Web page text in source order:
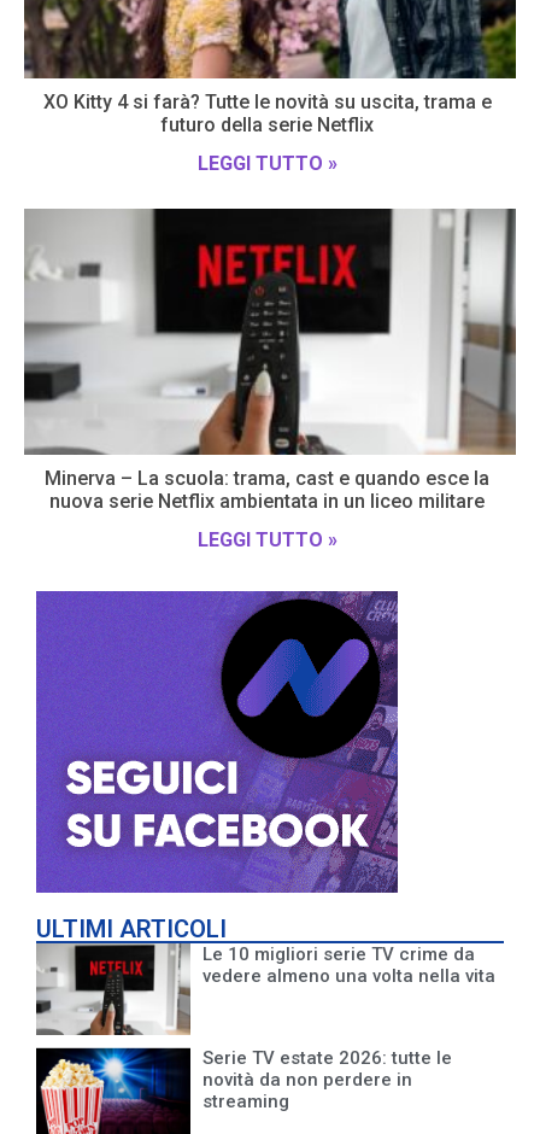
XO Kitty 4 si farà? Tutte le novità su uscita, trama e
futuro della serie Netflix
LEGGI TUTTO »
Minerva – La scuola: trama, cast e quando esce la
nuova serie Netflix ambientata in un liceo militare
LEGGI TUTTO »
ULTIMI ARTICOLI
Le 10 migliori serie TV crime da
vedere almeno una volta nella vita
Serie TV estate 2026: tutte le
novità da non perdere in
streaming